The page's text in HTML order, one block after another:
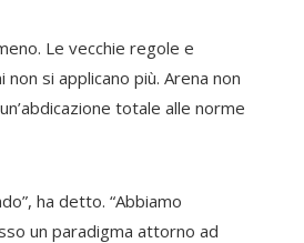
Le vecchie regole e
si applicano più. Arena non
totale alle norme
ha detto. “Abbiamo
un paradigma attorno ad